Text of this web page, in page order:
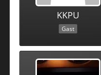
KKPU
Gast